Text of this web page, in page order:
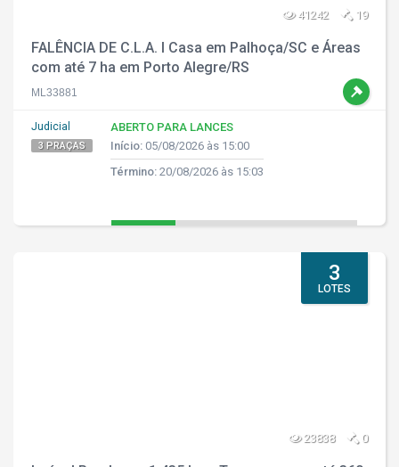
41242 19
FALÊNCIA DE C.L.A. I Casa em Palhoça/SC e Áreas
com até 7 ha em Porto Alegre/RS
ML33881
Judicial
3 PRAÇAS
ABERTO PARA LANCES
Início: 05/08/2026 às 15:00
Término: 20/08/2026 às 15:03
3
LOTES
23838 0